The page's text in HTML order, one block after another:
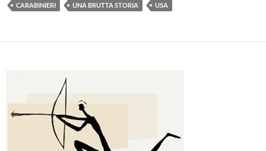
CARABINIERI UNA BRUTTA STORIA USA